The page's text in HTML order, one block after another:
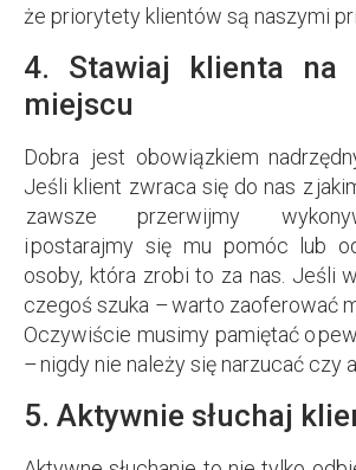
że priorytety klientów są naszymi
4. Stawiaj klienta na
miejscu
Dobra jest obowiązkiem
Jeśli klient zwraca się do nas z
zawsze przerwijmy
i postarajmy się mu pomóc lub
osoby, która zrobi to za nas. Jeśli
czegoś szuka – warto zaoferować
Oczywiście musimy pamiętać o
– nigdy nie należy się narzucać czy
5. Aktywnie słuchaj